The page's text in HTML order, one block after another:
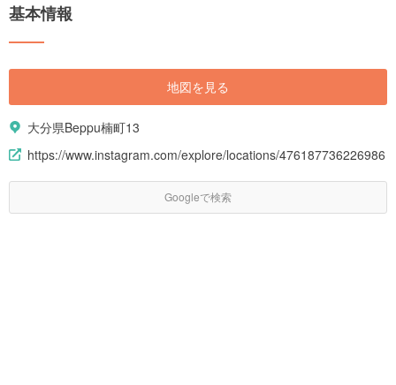
基本情報
地図を見る
大分県Beppu楠町13
https://www.instagram.com/explore/locations/476187736226986
Googleで検索